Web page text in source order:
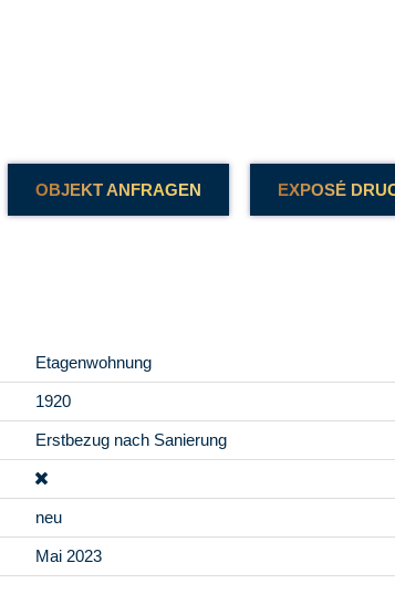
OBJEKT ANFRAGEN EXPOSÉ
Etagenwohnung
1920
Erstbezug nach Sanierung
neu
Mai 2023